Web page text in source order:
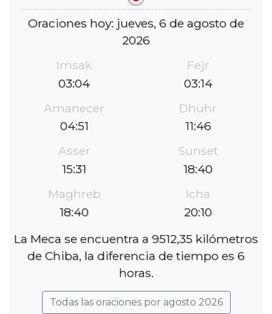
Oraciones hoy: jueves, 6 de agosto de
2026
Imsak
03:04
Fejr
03:14
Amanecer
04:51
Dhuhr
11:46
Asser
15:31
Sunset
18:40
Maghreb
18:40
Icha
20:10
La Meca se encuentra a 9512,35 kilómetros
de Chiba, la diferencia de tiempo es 6
horas.
Todas las oraciones por agosto 2026